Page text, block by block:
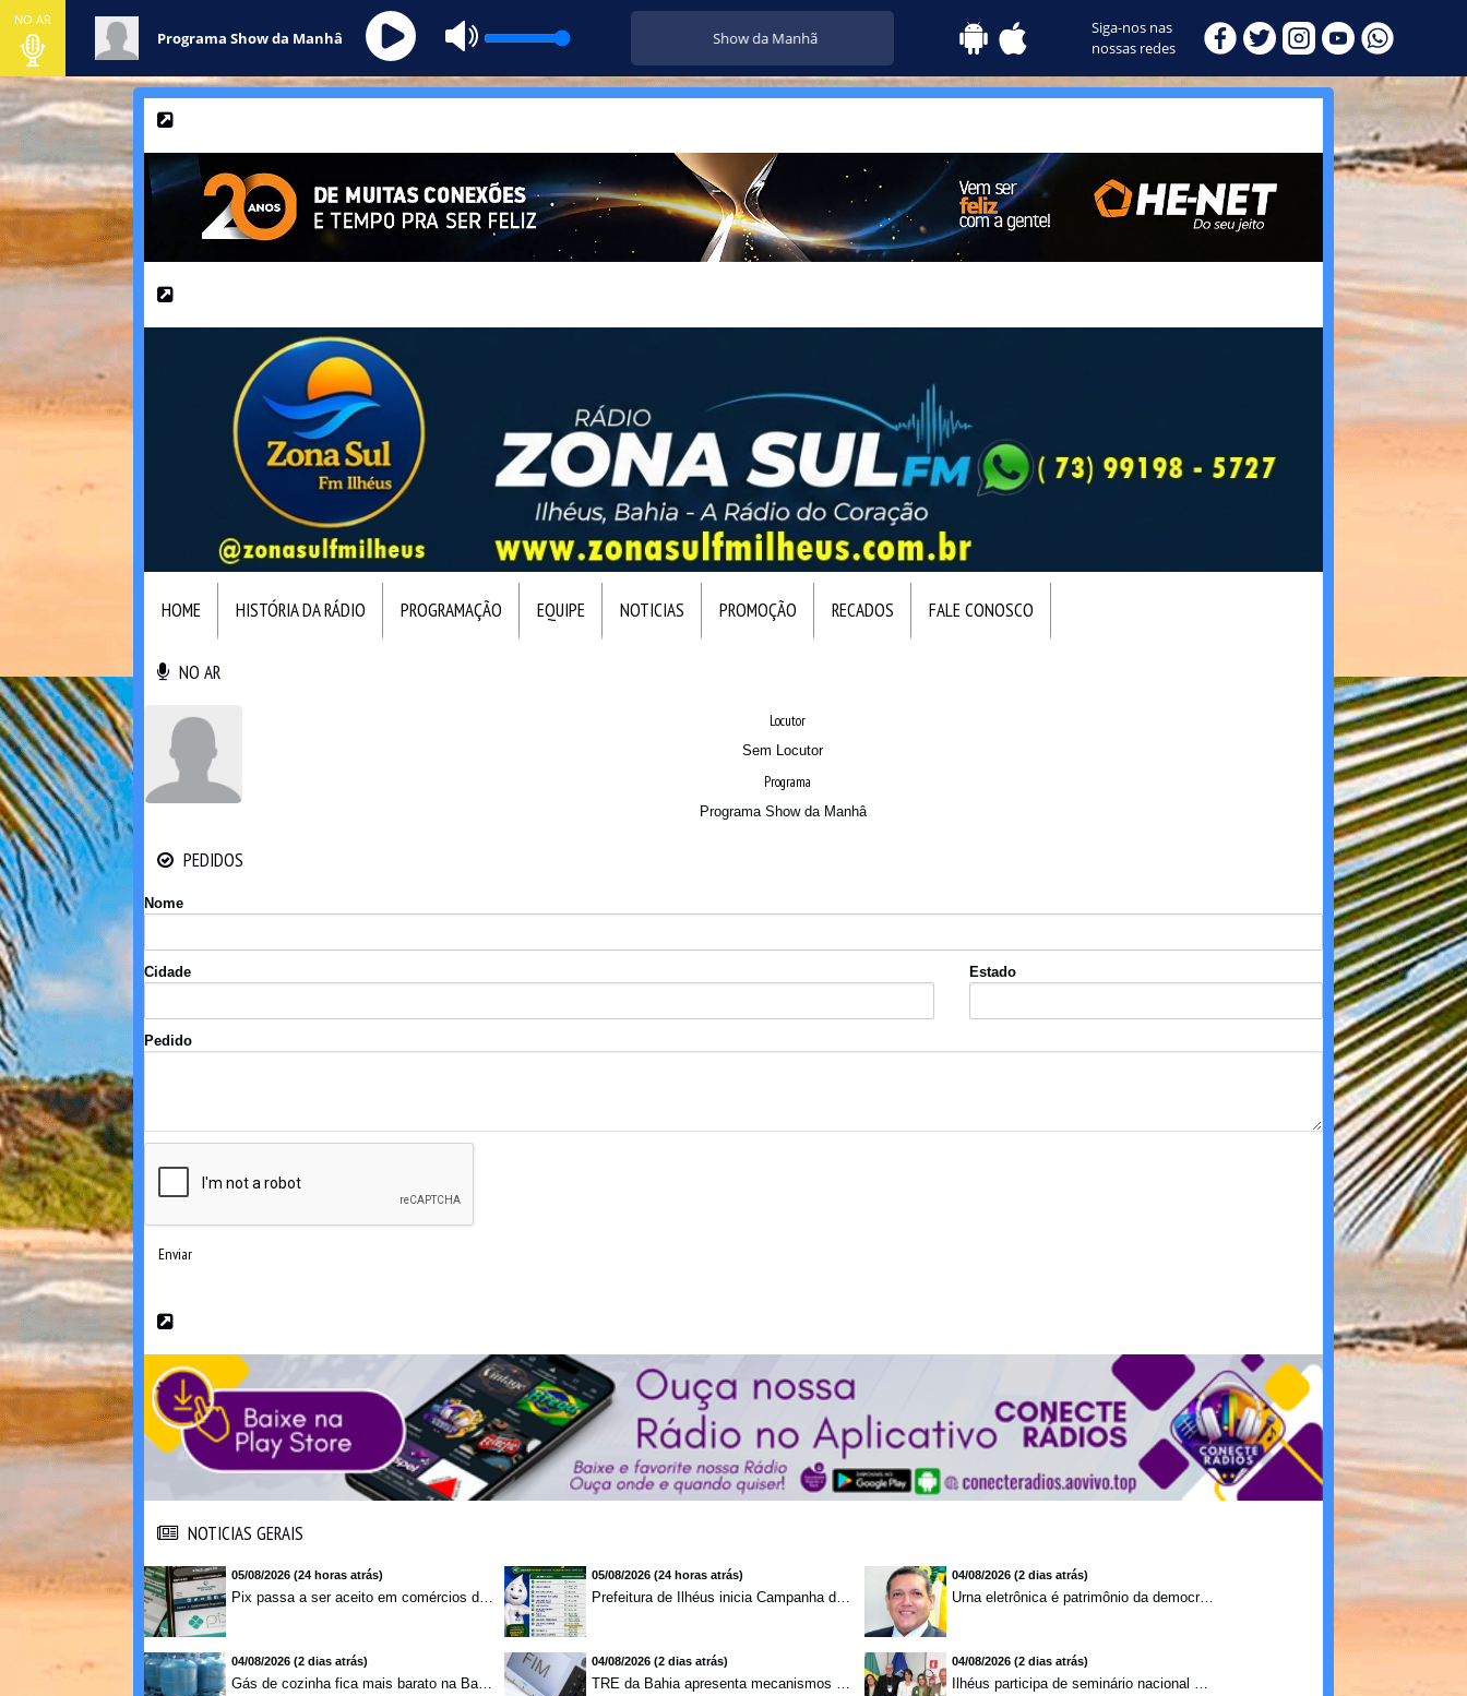
NO AR
Programa Show da Manhâ Show da Manhã
Siga-nos nas
nossas redes
HOME HISTÓRIA DA RÁDIO PROGRAMAÇÃO EQUIPE NOTICIAS PROMOÇÃO RECADOS FALE CONOSCO
NO AR
Locutor
Sem Locutor
Programa
Programa Show da Manhâ
PEDIDOS
Nome
Cidade Estado
Pedido
Enviar
NOTICIAS GERAIS
05/08/2026 (24 horas atrás) 05/08/2026 (24 horas atrás) 04/08/2026 (2 dias atrás)
Urna eletrônica é patrimônio da democracia, diz presidente do TSE
04/08/2026 (2 dias atrás) 04/08/2026 (2 dias atrás) 04/08/2026 (2 dias atrás)